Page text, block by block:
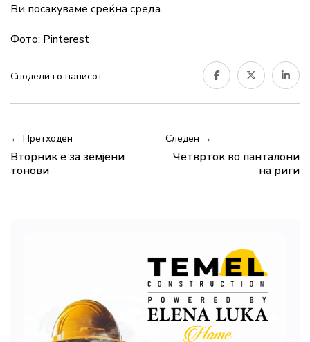
Ви посакуваме среќна среда.
Фото: Pinterest
Сподели го написот:
← Претходен
Вторник е за земјени
тонови
Следен →
Четврток во панталони
на риги